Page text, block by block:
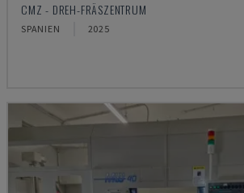
CMZ - DREH-FRÄSZENTRUM
SPANIEN 2025